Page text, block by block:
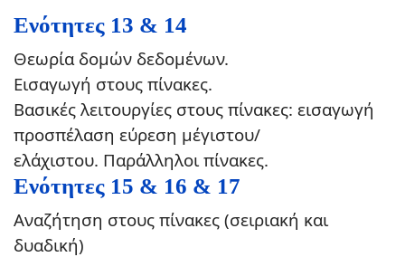
Ενότητες 13 & 14
Θεωρία δομών δεδομένων.
Εισαγωγή στους πίνακες.
Βασικές λειτουργίες στους πίνακες: εισαγωγή
προσπέλαση εύρεση μέγιστου/
ελάχιστου. Παράλληλοι πίνακες.
Ενότητες 15 & 16 & 17
Αναζήτηση στους πίνακες (σειριακή και
δυαδική)